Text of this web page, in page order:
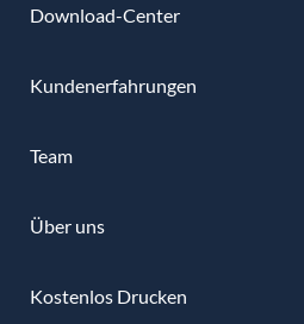
Download-Center
Kundenerfahrungen
Team
Über uns
Kostenlos Drucken